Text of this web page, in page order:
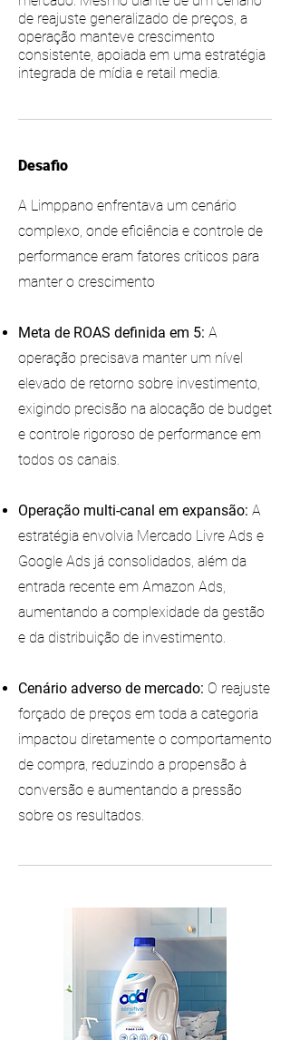
de reajuste generalizado de preços, a
operação manteve crescimento
consistente, apoiada em uma estratégia
integrada de mídia e retail media.
Desafio
A Limppano enfrentava um cenário
complexo, onde eficiência e controle de
performance eram fatores críticos para
manter o crescimento
Meta de ROAS definida em 5: A
operação precisava manter um nível
elevado de retorno sobre investimento,
exigindo precisão na alocação de budget
e controle rigoroso de performance em
todos os canais.
Operação multi-canal em expansão: A
estratégia envolvia Mercado Livre Ads e
Google Ads já consolidados, além da
entrada recente em Amazon Ads,
aumentando a complexidade da gestão
e da distribuição de investimento.
Cenário adverso de mercado: O reajuste
forçado de preços em toda a categoria
impactou diretamente o comportamento
de compra, reduzindo a propensão à
conversão e aumentando a pressão
sobre os resultados.